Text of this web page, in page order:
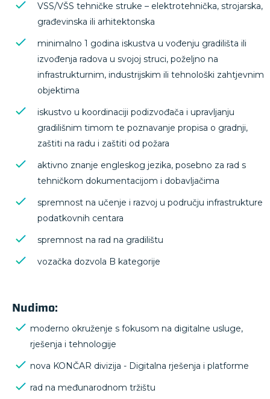
VSS/VŠS tehničke struke – elektrotehnička, strojarska,
građevinska ili arhitektonska
minimalno 1 godina iskustva u vođenju gradilišta ili
izvođenja radova u svojoj struci, poželjno na
infrastrukturnim, industrijskim ili tehnološki zahtjevnim
objektima
iskustvo u koordinaciji podizvođača i upravljanju
gradilišnim timom te poznavanje propisa o gradnji,
zaštiti na radu i zaštiti od požara
aktivno znanje engleskog jezika, posebno za rad s
tehničkom dokumentacijom i dobavljačima
spremnost na učenje i razvoj u području infrastrukture
podatkovnih centara
spremnost na rad na gradilištu
vozačka dozvola B kategorije
Nudimo:
moderno okruženje s fokusom na digitalne usluge,
rješenja i tehnologije
nova KONČAR divizija - Digitalna rješenja i platforme
rad na međunarodnom tržištu